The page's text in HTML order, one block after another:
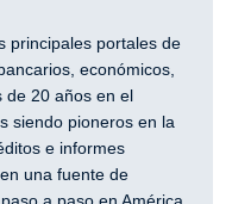
principales portales de
económicos,
de 20 años en el
siendo pioneros en la
e informes
una fuente de